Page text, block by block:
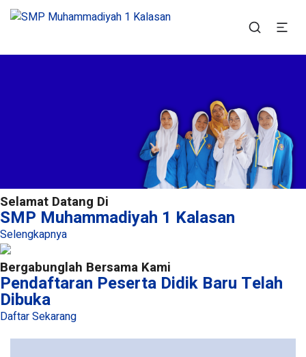
SMP Muhammadiyah 1
Kalasan
Situs Resmi SMP Muhammadiyah 1 Kalasan
Selamat Datang Di
SMP Muhammadiyah 1 Kalasan
Selengkapnya
Bergabunglah Bersama Kami
Pendaftaran Peserta Didik Baru Telah
Dibuka
Daftar Sekarang